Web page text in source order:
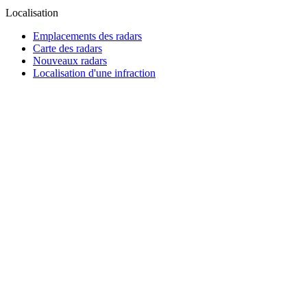
Localisation
Emplacements des radars
Carte des radars
Nouveaux radars
Localisation d'une infraction